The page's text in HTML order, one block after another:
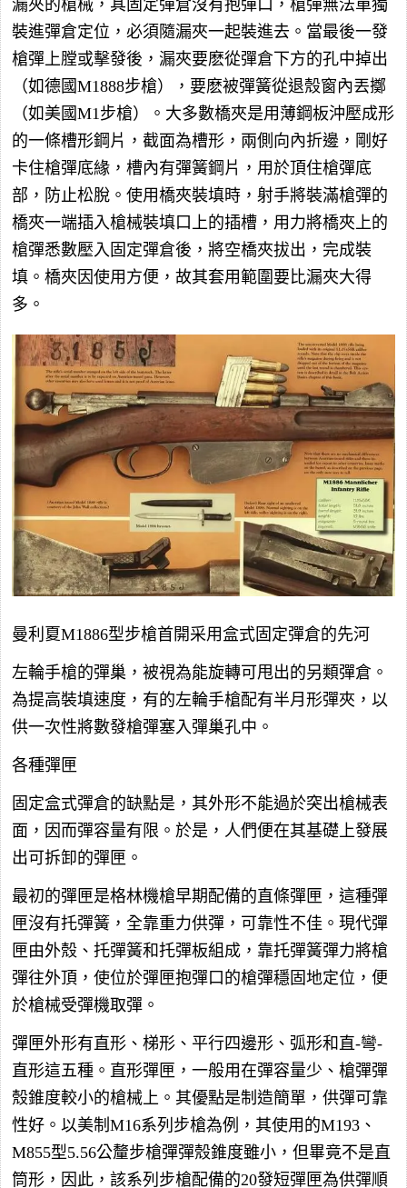
漏夾的槍械，其固定彈倉沒有抱彈口，槍彈無法單獨
裝進彈倉定位，必須隨漏夾一起裝進去。當最後一發
槍彈上膛或擊發後，漏夾要麽從彈倉下方的孔中掉出
（如德國M1888步槍），要麽被彈簧從退殼窗內丟擲
（如美國M1步槍）。大多數橋夾是用薄鋼板沖壓成形
的一條槽形鋼片，截面為槽形，兩側向內折邊，剛好
卡住槍彈底緣，槽內有彈簧鋼片，用於頂住槍彈底
部，防止松脫。使用橋夾裝填時，射手將裝滿槍彈的
橋夾一端插入槍械裝填口上的插槽，用力將橋夾上的
槍彈悉數壓入固定彈倉後，將空橋夾拔出，完成裝
填。橋夾因使用方便，故其套用範圍要比漏夾大得
多。
曼利夏M1886型步槍首開采用盒式固定彈倉的先河
左輪手槍的彈巢，被視為能旋轉可甩出的另類彈倉。
為提高裝填速度，有的左輪手槍配有半月形彈夾，以
供一次性將數發槍彈塞入彈巢孔中。
各種彈匣
固定盒式彈倉的缺點是，其外形不能過於突出槍械表
面，因而彈容量有限。於是，人們便在其基礎上發展
出可拆卸的彈匣。
最初的彈匣是格林機槍早期配備的直條彈匣，這種彈
匣沒有托彈簧，全靠重力供彈，可靠性不佳。現代彈
匣由外殼、托彈簧和托彈板組成，靠托彈簧彈力將槍
彈往外頂，使位於彈匣抱彈口的槍彈穩固地定位，便
於槍械受彈機取彈。
彈匣外形有直形、梯形、平行四邊形、弧形和直-彎-
直形這五種。直形彈匣，一般用在彈容量少、槍彈彈
殼錐度較小的槍械上。其優點是制造簡單，供彈可靠
性好。以美制M16系列步槍為例，其使用的M193、
M855型5.56公釐步槍彈彈殼錐度雖小，但畢竟不是直
筒形，因此，該系列步槍配備的20發短彈匣為供彈順